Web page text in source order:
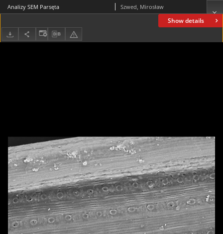
Show details
Analizy SEM Parsęta Szwed, Mirosław